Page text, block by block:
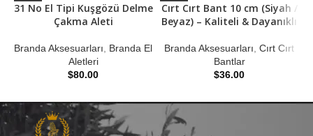
31 No El Tipi Kuşgözü Delme
Çakma Aleti
Branda Aksesuarları
Branda El
Aletleri
$80.00
Cırt Cırt Bant 10 cm (Siyah /
Beyaz) – Kaliteli & Dayanıklı
Branda Aksesuarları ,Cırt Cırt
Bantlar
$36.00